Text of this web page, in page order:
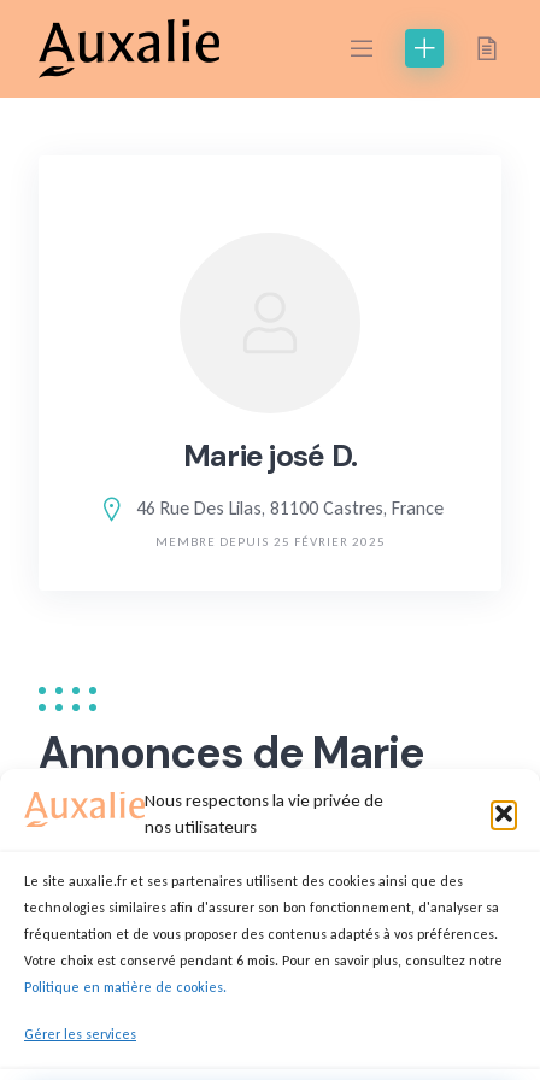
Nous respectons la vie privée de
nos utilisateurs
Le site auxalie.fr et ses partenaires utilisent des cookies ainsi que des
technologies similaires afin d'assurer son bon fonctionnement, d'analyser sa
fréquentation et de vous proposer des contenus adaptés à vos préférences.
Votre choix est conservé pendant 6 mois. Pour en savoir plus, consultez notre
Politique en matière de cookies.
Gérer les services
content
Marie josé D.
46 Rue Des Lilas, 81100 Castres, France
MEMBRE DEPUIS 25 FÉVRIER 2025
Annonces de Marie
josé D.
Je propose mes services
MARIE JOSÉ AUXILIAIRE DE VIE